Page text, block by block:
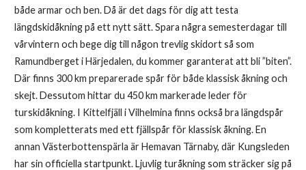
både armar och ben. Då är det dags för dig att testa
längdskidåkning på ett nytt sätt. Spara några semesterdagar till
vårvintern och bege dig till någon trevlig skidort så som
Ramundberget i Härjedalen, du kommer garanterat att bli ”biten”.
Där finns 300 km preparerade spår för både klassisk åkning och
skejt. Dessutom hittar du 450 km markerade leder för
turskidåkning. I Kittelfjäll i Vilhelmina finns också bra längdspår
som kompletterats med ett fjällspår för klassisk åkning. En
annan Västerbottenspärla är Hemavan Tärnaby, där Kungsleden
har sin officiella startpunkt. Ljuvlig turåkning som sträcker sig på